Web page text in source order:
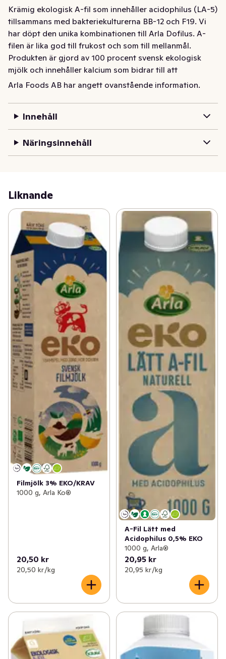
Krämig ekologisk A-fil som innehåller acidophilus (LA-5)
tillsammans med bakteriekulturerna BB-12 och F19. Vi
har döpt den unika kombinationen till Arla Dofilus. A-
filen är lika god till frukost och som till mellanmål.
Produkten är gjord av 100 procent svensk ekologisk
mjölk och innehåller kalcium som bidrar till att
matsmältningsenzymerna fungerar normalt. Låt vår
kost och en hälsosam livsstil.
God och krämig ekologisk naturell A-fil som innehåller
till frukost eller mellanmål, och toppa gärna med
favoritflingorna, frukt eller bär. Arla®s ekologiska A-fil
normala funktion. Ät Arla® ekologisk A-fil 3% som en
del av en varierad och balanserad kost och en hälsosam
livsstil.
Arla Foods AB har angett ovanstående information.
Innehåll
Näringsinnehåll
Liknande
Filmjölk 3% EKO/KRAV
1000 g, Arla Ko®
20,50 kr
20,50 kr /kg
A-Fil Lätt med
Acidophilus 0,5% EKO
1000 g, Arla®
20,95 kr
20,95 kr /kg